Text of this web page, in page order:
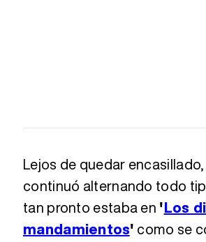
Lejos de quedar
continuó alternando todo
tan pronto estaba en 'Los
mandamientos' como se